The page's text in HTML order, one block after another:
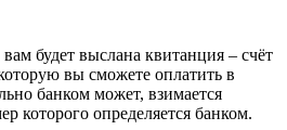
будет выслана квитанция – счёт
вы сможете оплатить в
банком может, взимается
которого определяется банком.